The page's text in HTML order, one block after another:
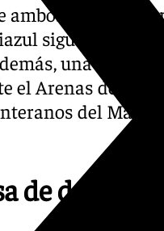
equipos,
sigue intratable
una victoria
el Arenas de
del
de dos